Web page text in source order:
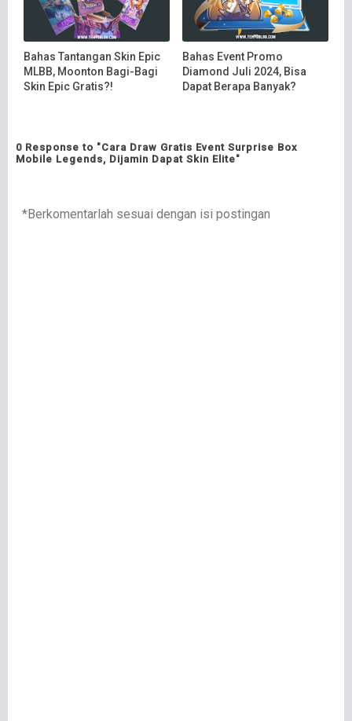
Bahas Tantangan Skin Epic
MLBB, Moonton Bagi-Bagi
Skin Epic Gratis?!
Bahas Event Promo
Diamond Juli 2024, Bisa
Dapat Berapa Banyak?
0 Response to "Cara Draw Gratis Event Surprise Box
Mobile Legends, Dijamin Dapat Skin Elite"
*Berkomentarlah sesuai dengan isi postingan